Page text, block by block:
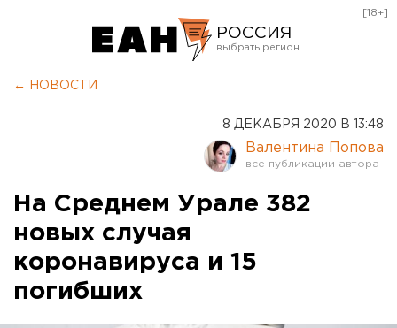
РОССИЯ
Курган
Оренбург
[18+]
← НОВОСТИ
8 ДЕКАБРЯ 2020 В 13:48
Валентина Попова
На Среднем Урале 382
новых случая
коронавируса и 15
погибших